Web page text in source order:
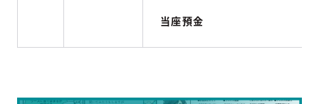
当座預金